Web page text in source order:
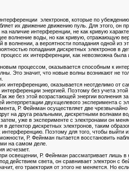
электронов, которые по
их движение движению пуль. Для этого,
наличие интерференции, не как кривую
волнение воды, но как кривую, отражающую
в волнении, а вероятности попадания одной из
попадания дискретных электронов в
их интерференции, как невозможна
процессом, оказывается способным к
Это значит, что новые волны возникают не
оказывается неотделимо от
энергией. Поэтому без учета
же без этой возрастающей энергии
интерпретации двухщелевого эксперимента
Р. Фейнман осуществляет две
на друга реальными, дискретными волнами
уже в эксперименте с электронами он
в детектор дискретных электронов, таким
Поэтому для того, чтобы выйти
Р. Фейнман пытается восстановить
на самом деле.
исчезает.
освещении, Р. Фейнман рассматривает лишь в
действием света, он сравнивает электрон
его траектория от этого не меняется. Но